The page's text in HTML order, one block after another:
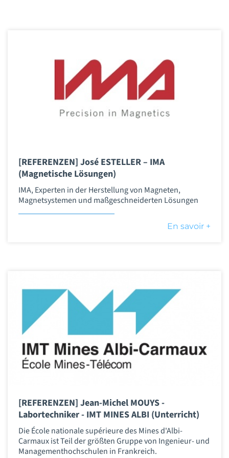
[REFERENZEN] José ESTELLER – IMA
(Magnetische Lösungen)
IMA, Experten in der Herstellung von Magneten,
Magnetsystemen und maßgeschneiderten Lösungen
En savoir +
[REFERENZEN] Jean-Michel MOUYS -
Labortechniker - IMT MINES ALBI (Unterricht)
Die École nationale supérieure des Mines d'Albi-
Carmaux ist Teil der größten Gruppe von Ingenieur- und
Managementhochschulen in Frankreich.